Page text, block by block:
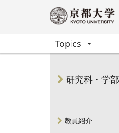
Topics
研究科・学
教員紹介